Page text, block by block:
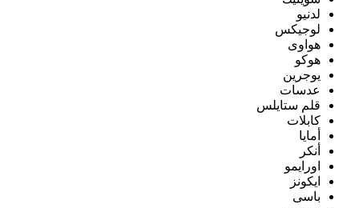
لدنيو
لوجيكس
هواوى
هوكو
يوجرين
عدسات
قلم ستايلس
كابلات
أمايا
أنكر
اورايمو
ايكونز
باسى